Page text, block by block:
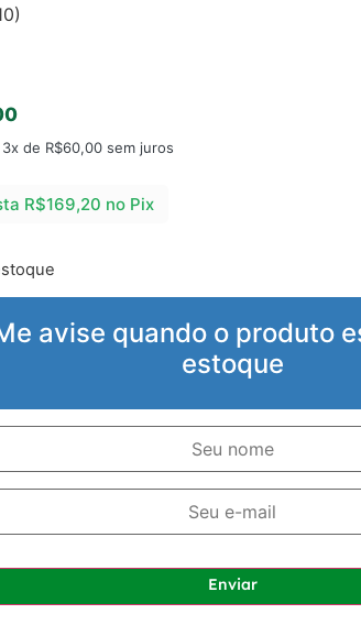
de R$60,00 sem juros
R$169,20 no Pix
avise quando o produto
estoque
Enviar